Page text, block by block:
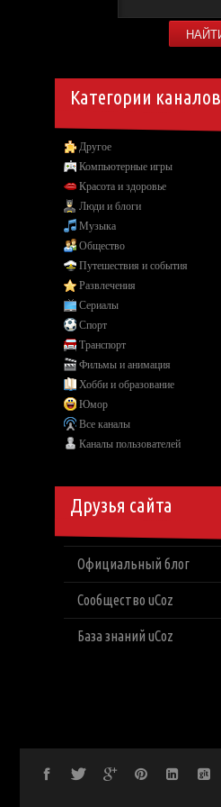
Категории каналов
Другое
Компьютерные игры
Красота и здоровье
Люди и блоги
Музыка
Общество
Путешествия и события
Развлечения
Сериалы
Спорт
Транспорт
Фильмы и анимация
Хобби и образование
Юмор
Все каналы
Каналы пользователей
Друзья сайта
Официальный блог
Сообщество uCoz
База знаний uCoz